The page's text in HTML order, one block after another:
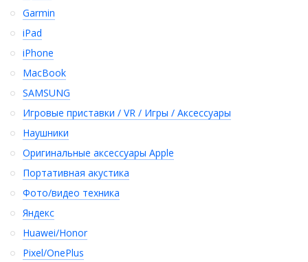
Garmin
iPad
iPhone
MacBook
SAMSUNG
Игровые приставки / VR / Игры / Аксессуары
Наушники
Оригинальные аксессуары Apple
Портативная акустика
Фото/видео техника
Яндекс
Huawei/Honor
Pixel/OnePlus